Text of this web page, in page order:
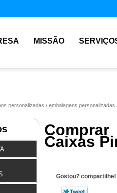
MISSÃO
personalizadas embalagens personalizadas
Caixas
Gostou? compartilhe!